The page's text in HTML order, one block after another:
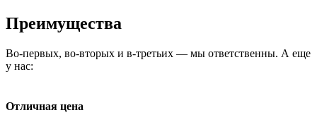
Преимущества
Во-первых, во-вторых и в-третьих — мы ответственны. А еще
у нас:
Отличная цена